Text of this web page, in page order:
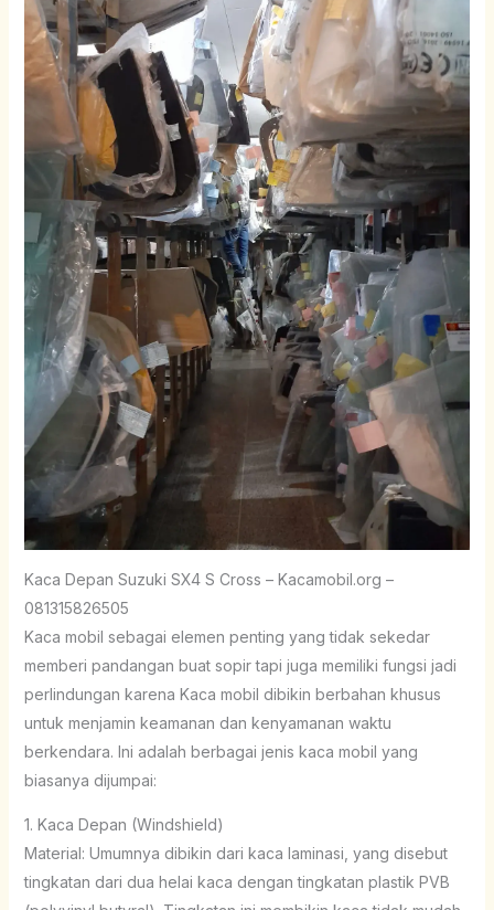
Kaca Depan Suzuki SX4 S Cross – Kacamobil.org –
081315826505
Kaca mobil sebagai elemen penting yang tidak sekedar
memberi pandangan buat sopir tapi juga memiliki fungsi jadi
perlindungan karena Kaca mobil dibikin berbahan khusus
untuk menjamin keamanan dan kenyamanan waktu
berkendara. Ini adalah berbagai jenis kaca mobil yang
biasanya dijumpai:
1. Kaca Depan (Windshield)
Material: Umumnya dibikin dari kaca laminasi, yang disebut
tingkatan dari dua helai kaca dengan tingkatan plastik PVB